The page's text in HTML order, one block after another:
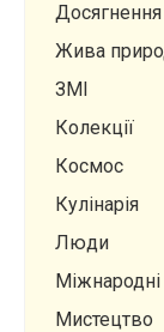
Жива
ЗМІ
Колекції
Космос
Кулінарія
Люди
Мистецтво